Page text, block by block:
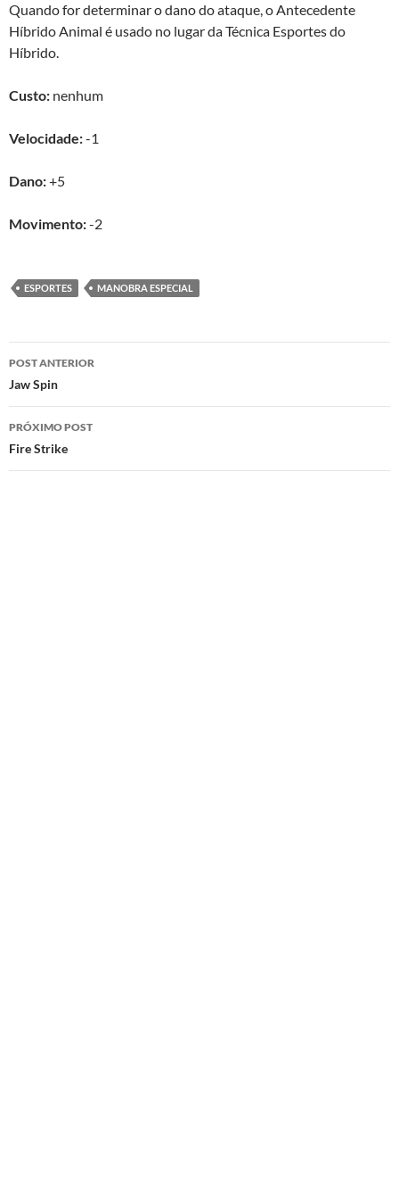
Quando for determinar o dano do ataque, o Antecedente
Híbrido Animal é usado no lugar da Técnica Esportes do
Híbrido.
Custo: nenhum
Velocidade:-1
Dano:+5
Movimento:-2
ESPORTES MANOBRA ESPECIAL
Navegação
de
posts
POST ANTERIOR
Jaw Spin
PRÓXIMO POST
Fire Strike